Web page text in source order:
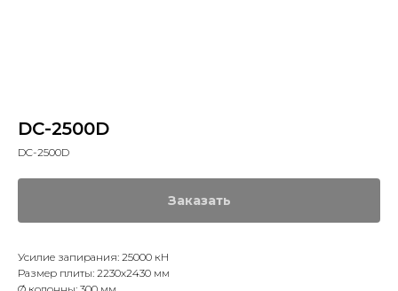
DC-2500D
DC-2500D
Заказать
Усилие запирания: 25000 кН
Размер плиты: 2230х2430 мм